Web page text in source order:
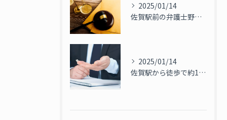
2025/01/14
佐賀駅前の弁護士野口大は民事事件のご相談も承ります
2025/01/14
佐賀駅から徒歩で約1分の弁護士事務所「野口大」です